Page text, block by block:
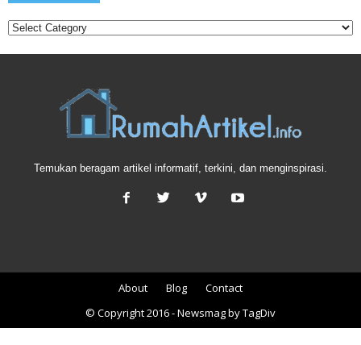
Temukan beragam artikel informatif, terkini, dan menginspirasi.
About Blog
Contact
© Copyright 2016 - Newsmag by TagDiv